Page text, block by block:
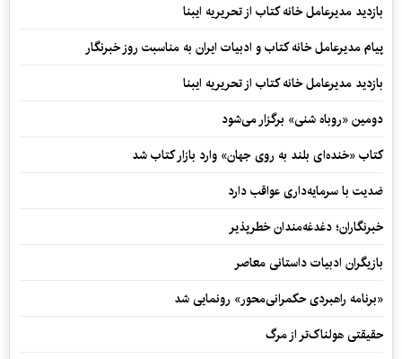
بازدید مدیرعامل خانه کتاب از تحریریه ایبنا
پیام مدیرعامل خانه کتاب و ادبیات ایران به مناسبت روز خبرنگار
بازدید مدیرعامل خانه کتاب از تحریریه ایبنا
دومین «روباه شنی» برگزار می‌شود
کتاب «خنده‌ای بلند به روی جهان» وارد بازار کتاب شد
ضدیت با سرمایه‌داری عواقب دارد
خبرنگاران؛ دغدغه‌مندان خطرپذیر
بازیگران ادبیات داستانی معاصر
«برنامه راهبردی حکمرانی‌محور» رونمایی شد
حقیقتی هولناک‌تر از مرگ